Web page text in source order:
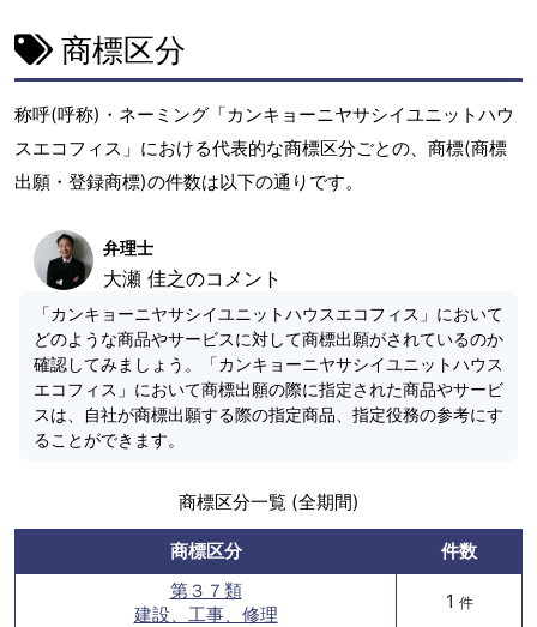
商標区分
称呼(呼称)・ネーミング「カンキョーニヤサシイユニットハウ
スエコフィス」における代表的な商標区分ごとの、商標(商標
出願・登録商標)の件数は以下の通りです。
弁理士
大瀬 佳之のコメント
「カンキョーニヤサシイユニットハウスエコフィス」において
どのような商品やサービスに対して商標出願がされているのか
確認してみましょう。「カンキョーニヤサシイユニットハウス
エコフィス」において商標出願の際に指定された商品やサービ
スは、自社が商標出願する際の指定商品、指定役務の参考にす
ることができます。
商標区分一覧 (全期間)
商標区分
件数
第３７類
建設、工事、修理
1 件